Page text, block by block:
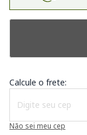
Calcule o frete:
Não sei meu cep